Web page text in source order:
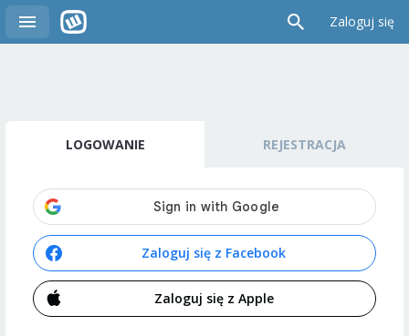
Zaloguj się
LOGOWANIE REJESTRACJA
Zaloguj się z Facebook
Zaloguj się z Apple